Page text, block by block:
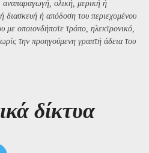
αναπαραγωγή, ολική, μερική ή
διασκευή ή απόδοση του περιεχομένου
με οποιονδήποτε τρόπο, ηλεκτρονικό,
την προηγούμενη γραπτή άδεια του
δίκτυα